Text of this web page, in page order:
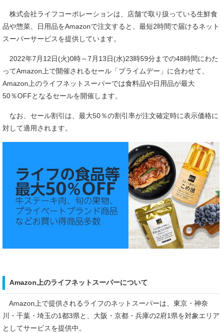
株式会社ライフコーポレーションは、店舗で取り扱っている生鮮食
品や惣菜、日用品をAmazonで注文すると、最短2時間で届けるネット
スーパーサービスを提供しています。
2022年7月12日(火)0時～7月13日(水)23時59分までの48時間にわた
ってAmazon上で開催されるセール「プライムデー」に合わせて、
Amazon上のライフネットスーパーでは食料品や日用品が最大
50％OFFとなるセールを開催します。
なお、セール割引は、最大50％の割引率が注文確定時に表示価格に
対して適用されます。
Amazon上のライフネットスーパーについて
Amazon上で提供されるライフのネットスーパーは、東京・神奈
川・千葉・埼玉の1都3県と、大阪・京都・兵庫の2府1県を対象エリア
としてサービスを提供中。